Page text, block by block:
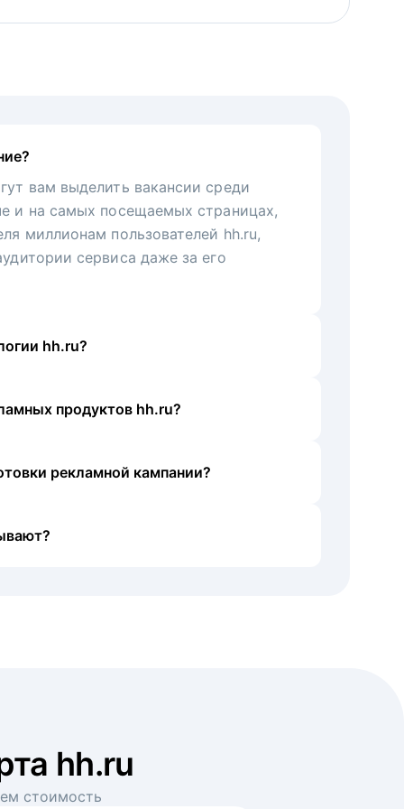
вам выделить вакансии среди
и на самых посещаемых страницах,
миллионам пользователей hh.ru,
сервиса даже за его
hh.ru?
продуктов hh.ru?
рекламной кампании?
hh.ru
стоимость